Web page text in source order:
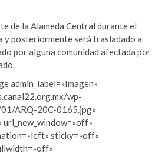
de la Alameda Central durante el
y posteriormente será trasladado a
por alguna comunidad afectada por
admin_label=»Imagen»
wp-
ARQ-20C-0165.jpg»
sticky=»off»